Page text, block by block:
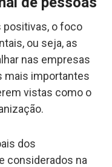
positivas, o foco
ou seja, as
nas empresas
mais importantes
vistas como o
dos
considerados na